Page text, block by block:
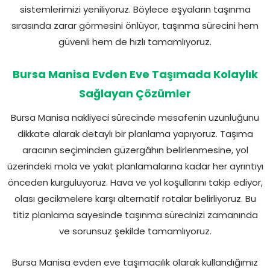
sistemlerimizi yeniliyoruz. Böylece eşyaların taşınma
sırasında zarar görmesini önlüyor, taşınma sürecini hem
güvenli hem de hızlı tamamlıyoruz.
Bursa Manisa Evden Eve Taşımada Kolaylık
Sağlayan Çözümler
Bursa Manisa nakliyeci sürecinde mesafenin uzunluğunu
dikkate alarak detaylı bir planlama yapıyoruz. Taşıma
aracının seçiminden güzergâhın belirlenmesine, yol
üzerindeki mola ve yakıt planlamalarına kadar her ayrıntıyı
önceden kurguluyoruz. Hava ve yol koşullarını takip ediyor,
olası gecikmelere karşı alternatif rotalar belirliyoruz. Bu
titiz planlama sayesinde taşınma sürecinizi zamanında
ve sorunsuz şekilde tamamlıyoruz.
Bursa Manisa evden eve taşımacılık olarak kullandığımız